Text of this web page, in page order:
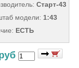
Старт-43
модели: 1:43
ЕСТЬ